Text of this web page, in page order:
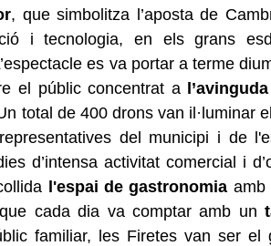
, que simbolitza l’aposta de
i tecnologia, en els grans
es va portar a terme
el públic concentrat a
total de 400 drons van il·luminar
del municipi i de
d’intensa activitat comercial i
l'espai de gastronomia amb
cada dia va comptar amb un
familiar, les Firetes van ser el